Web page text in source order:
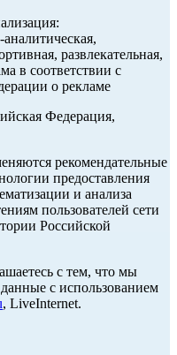
развлекательная,
в соответствии с
о рекламе
Федерация,
рекомендательные
предоставления
и анализа
пользователей сети
Российской
с тем, что мы
с использованием
, LiveInternet.